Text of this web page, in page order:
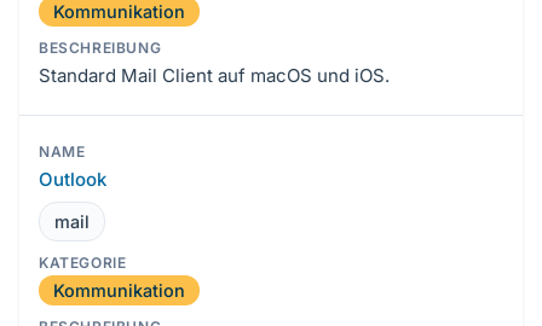
Kommunikation
Standard Mail Client auf macOS und iOS.
Outlook
mail
Kommunikation